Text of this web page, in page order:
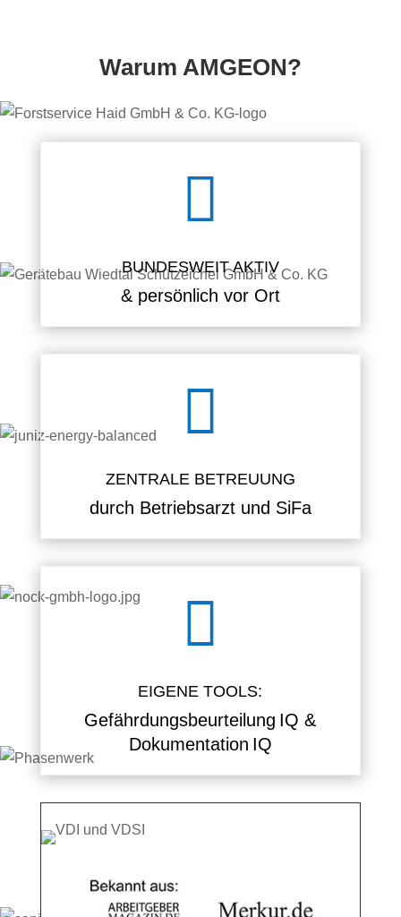
Warum AMGEON?

BUNDESWEIT AKTIV
& persönlich vor Ort

ZENTRALE BETREUUNG
durch Betriebsarzt und SiFa

EIGENE TOOLS:
Gefährdungsbeurteilung IQ &
Dokumentation IQ